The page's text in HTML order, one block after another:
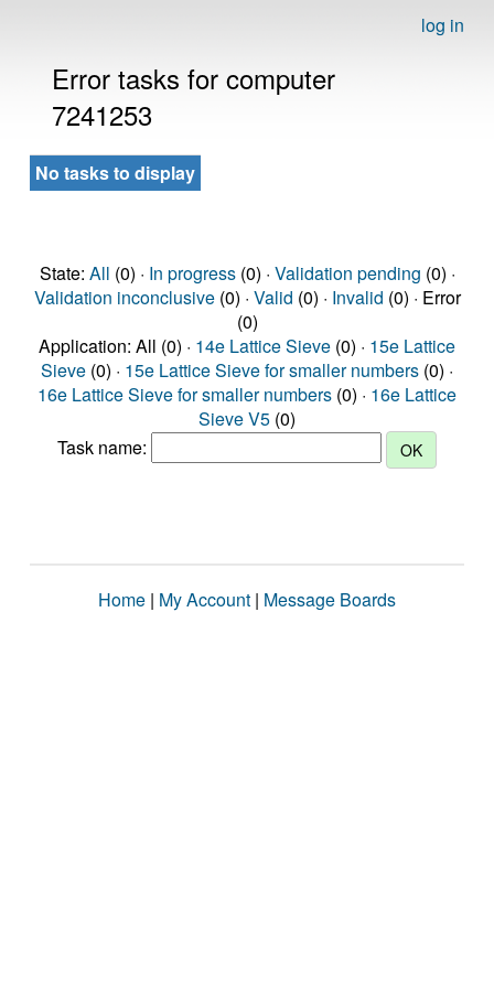
log in
Error tasks for computer
7241253
No tasks to display
State: All (0) · In progress(0) · Validation pending (0) ·
Validation inconclusive(0) · Valid (0) · Invalid (0) · Error
(0)
Application: All (0) · 14e Lattice Sieve (0) · 15e Lattice
Sieve (0) · 15e Lattice Sieve for smaller numbers (0) ·
16e Lattice Sieve for smaller numbers (0) · 16e Lattice
Sieve V5 (0)
Task name:
Home | My Account | Message Boards